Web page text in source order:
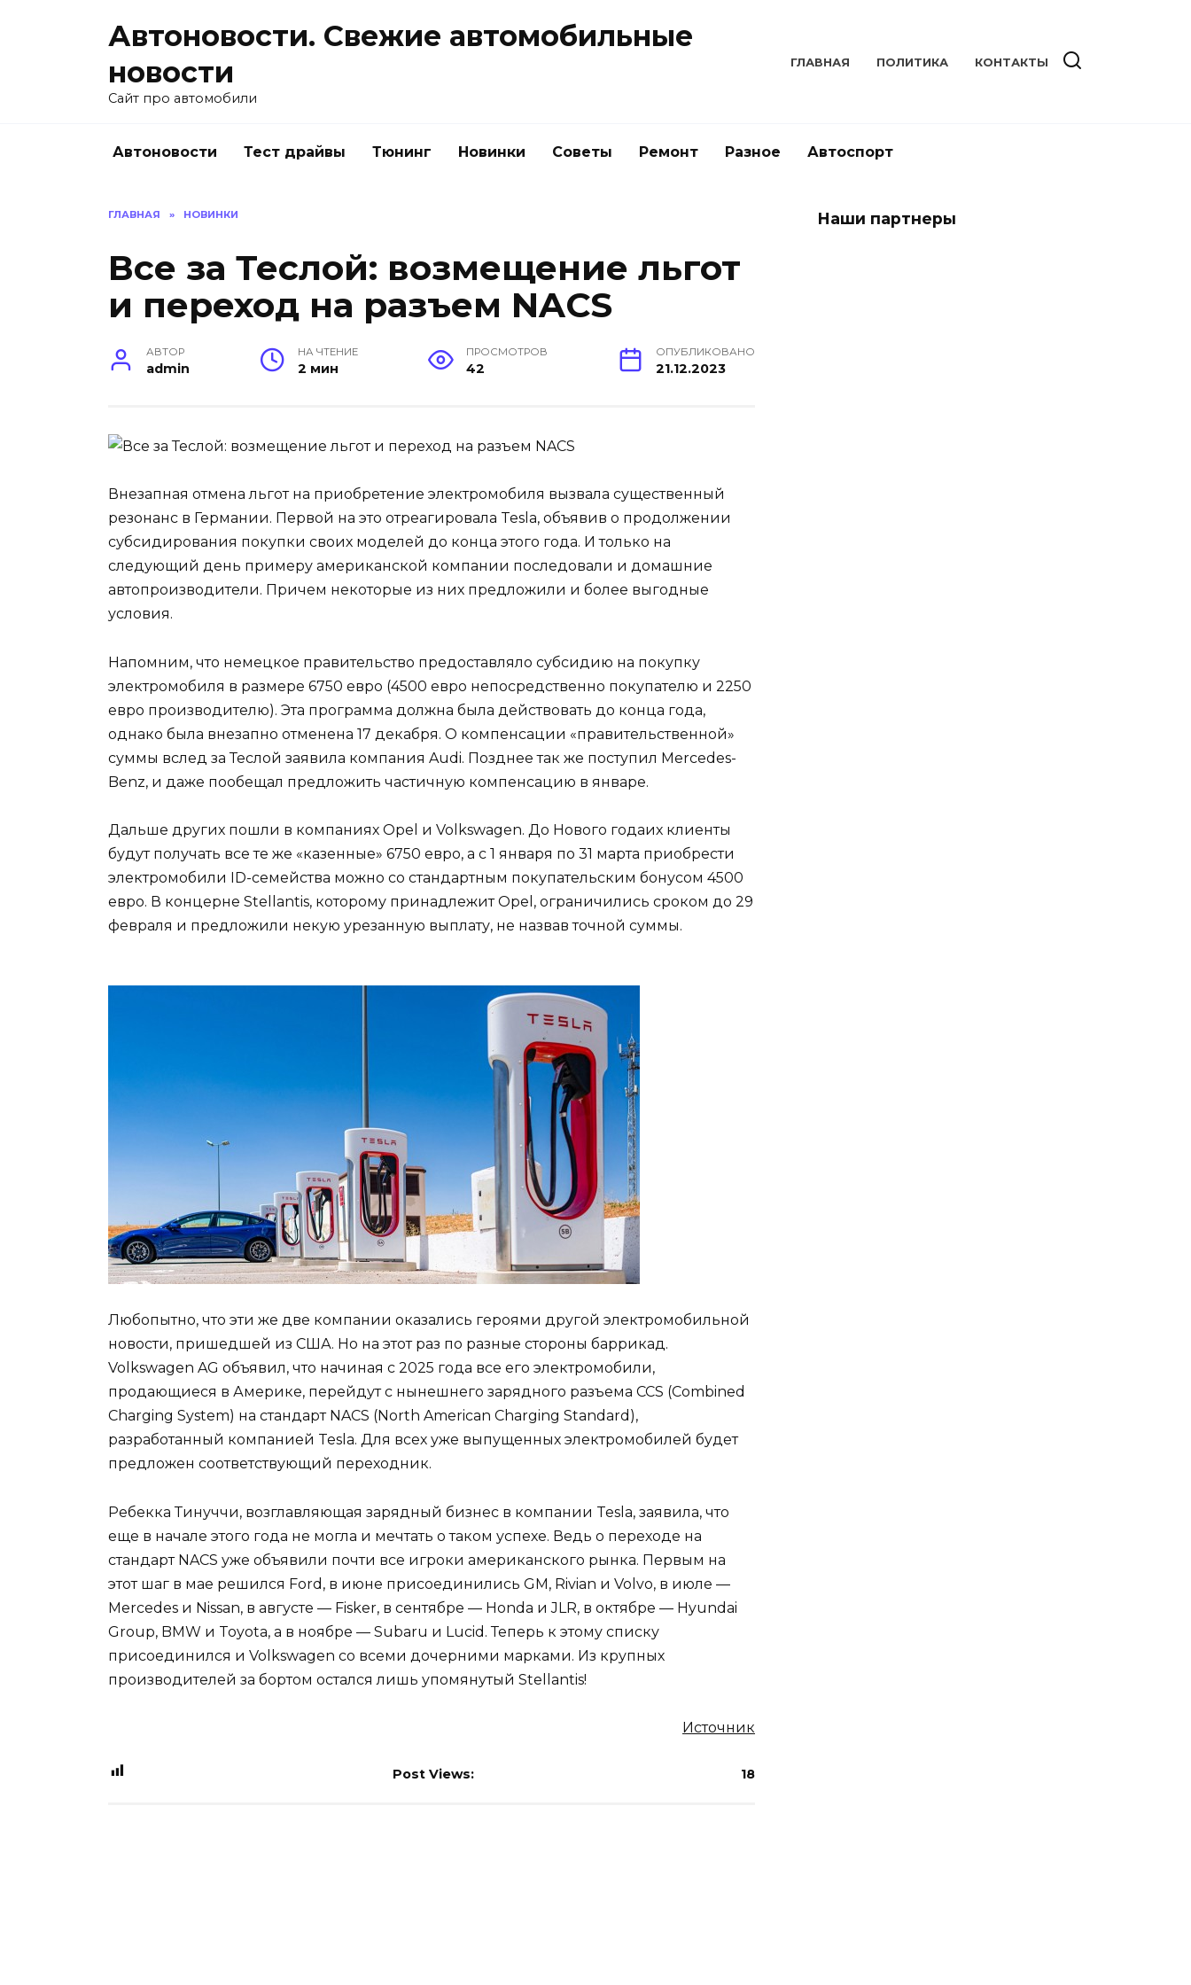
Автоновости. Свежие автомобильные
новости
Сайт про автомобили
ГЛАВНАЯ ПОЛИТИКА КОНТАКТЫ
Автоновости Тест драйвы Тюнинг Новинки Советы Ремонт Разное Автоспорт
ГЛАВНАЯ » НОВИНКИ
Все за Теслой: возмещение льгот
и переход на разъем NACS
АВТОР
admin
НА ЧТЕНИЕ
2 мин
ПРОСМОТРОВ
42
ОПУБЛИКОВАНО
21.12.2023
Внезапная отмена льгот на приобретение электромобиля вызвала существенный
резонанс в Германии. Первой на это отреагировала Tesla, объявив о продолжении
субсидирования покупки своих моделей до конца этого года. И только на
следующий день примеру американской компании последовали и домашние
автопроизводители. Причем некоторые из них предложили и более выгодные
условия.
Напомним, что немецкое правительство предоставляло субсидию на покупку
электромобиля в размере 6750 евро (4500 евро непосредственно покупателю и 2250
евро производителю). Эта программа должна была действовать до конца года,
однако была внезапно отменена 17 декабря. О компенсации «правительственной»
суммы вслед за Теслой заявила компания Audi. Позднее так же поступил Mercedes-
Benz, и даже пообещал предложить частичную компенсацию в январе.
Дальше других пошли в компаниях Opel и Volkswagen. До Нового годаих клиенты
будут получать все те же «казенные» 6750 евро, а с 1 января по 31 марта приобрести
электромобили ID-семейства можно со стандартным покупательским бонусом 4500
евро. В концерне Stellantis, которому принадлежит Opel, ограничились сроком до 29
февраля и предложили некую урезанную выплату, не назвав точной суммы.
Любопытно, что эти же две компании оказались героями другой электромобильной
новости, пришедшей из США. Но на этот раз по разные стороны баррикад.
Volkswagen AG объявил, что начиная с 2025 года все его электромобили,
продающиеся в Америке, перейдут с нынешнего зарядного разъема CCS (Combined
Charging System) на стандарт NACS (North American Charging Standard),
разработанный компанией Tesla. Для всех уже выпущенных электромобилей будет
предложен соответствующий переходник.
Ребекка Тинуччи, возглавляющая зарядный бизнес в компании Tesla, заявила, что
еще в начале этого года не могла и мечтать о таком успехе. Ведь о переходе на
стандарт NACS уже объявили почти все игроки американского рынка. Первым на
этот шаг в мае решился Ford, в июне присоединились GM, Rivian и Volvo, в июле —
Mercedes и Nissan, в августе — Fisker, в сентябре — Honda и JLR, в октябре — Hyundai
Group, BMW и Toyota, а в ноябре — Subaru и Lucid. Теперь к этому списку
присоединился и Volkswagen со всеми дочерними марками. Из крупных
производителей за бортом остался лишь упомянутый Stellantis!
Источник
Post Views: 18
Наши партнеры